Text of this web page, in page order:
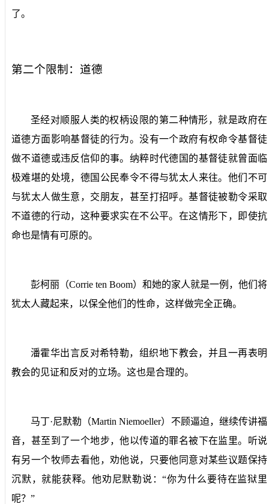
了。
第二个限制：道德
圣经对顺服人类的权柄设限的第二种情形，就是政府在
道德方面影响基督徒的行为。没有一个政府有权命令基督徒
做不道德或违反信仰的事。纳粹时代德国的基督徒就曾面临
极难堪的处境，德国公民奉令不得与犹太人来往。他们不可
与犹太人做生意，交朋友，甚至打招呼。基督徒被勒令采取
不道德的行动，这种要求实在不公平。在这情形下，即使抗
命也是情有可原的。
彭柯丽（Corrie ten Boom）和她的家人就是一例，他们将
犹太人藏起来，以保全他们的性命，这样做完全正确。
潘霍华出言反对希特勒，组织地下教会，并且一再表明
教会的见证和反对的立场。这也是合理的。
马丁·尼默勒（Martin Niemoeller）不顾逼迫，继续传讲福
音，甚至到了一个地步，他以传道的罪名被下在监里。听说
有另一个牧师去看他，劝他说，只要他同意对某些议题保持
沉默，就能获释。他劝尼默勒说：“你为什么要待在监狱里
呢？”